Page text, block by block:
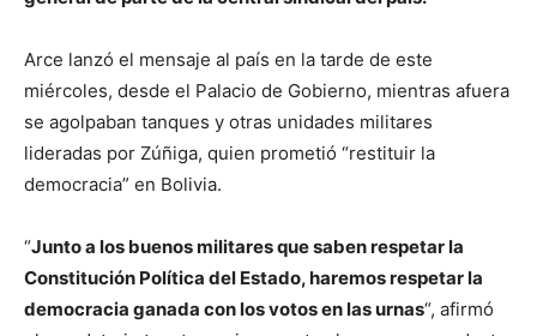
Arce lanzó el mensaje al país en la tarde de este
miércoles, desde el Palacio de Gobierno, mientras afuera
se agolpaban tanques y otras unidades militares
lideradas por Zúñiga, quien prometió “restituir la
democracia” en Bolivia.
“Junto a los buenos militares que saben respetar la
Constitución Política del Estado, haremos respetar la
democracia ganada con los votos en las urnas“, afirmó